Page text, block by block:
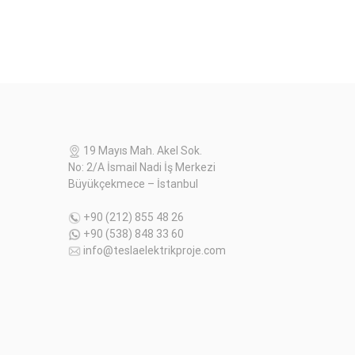
19 Mayıs Mah. Akel Sok.
No: 2/A İsmail Nadi İş Merkezi
Büyükçekmece – İstanbul
+90 (212) 855 48 26
+90 (538) 848 33 60
info@teslaelektrikproje.com